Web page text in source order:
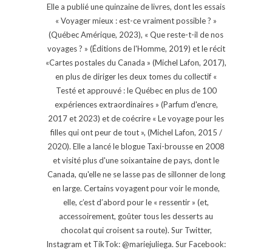
Elle a publié une quinzaine de livres, dont les essais
« Voyager mieux : est-ce vraiment possible ? »
(Québec Amérique, 2023), « Que reste-t-il de nos
voyages ? » (Éditions de l'Homme, 2019) et le récit
«Cartes postales du Canada » (Michel Lafon, 2017),
en plus de diriger les deux tomes du collectif «
Testé et approuvé : le Québec en plus de 100
expériences extraordinaires » (Parfum d'encre,
2017 et 2023) et de coécrire « Le voyage pour les
filles qui ont peur de tout », (Michel Lafon, 2015 /
2020). Elle a lancé le blogue Taxi-brousse en 2008
et visité plus d'une soixantaine de pays, dont le
Canada, qu'elle ne se lasse pas de sillonner de long
en large. Certains voyagent pour voir le monde,
elle, c’est d’abord pour le « ressentir » (et,
accessoirement, goûter tous les desserts au
chocolat qui croisent sa route). Sur Twitter,
Instagram et TikTok: @mariejuliega. Sur Facebook: